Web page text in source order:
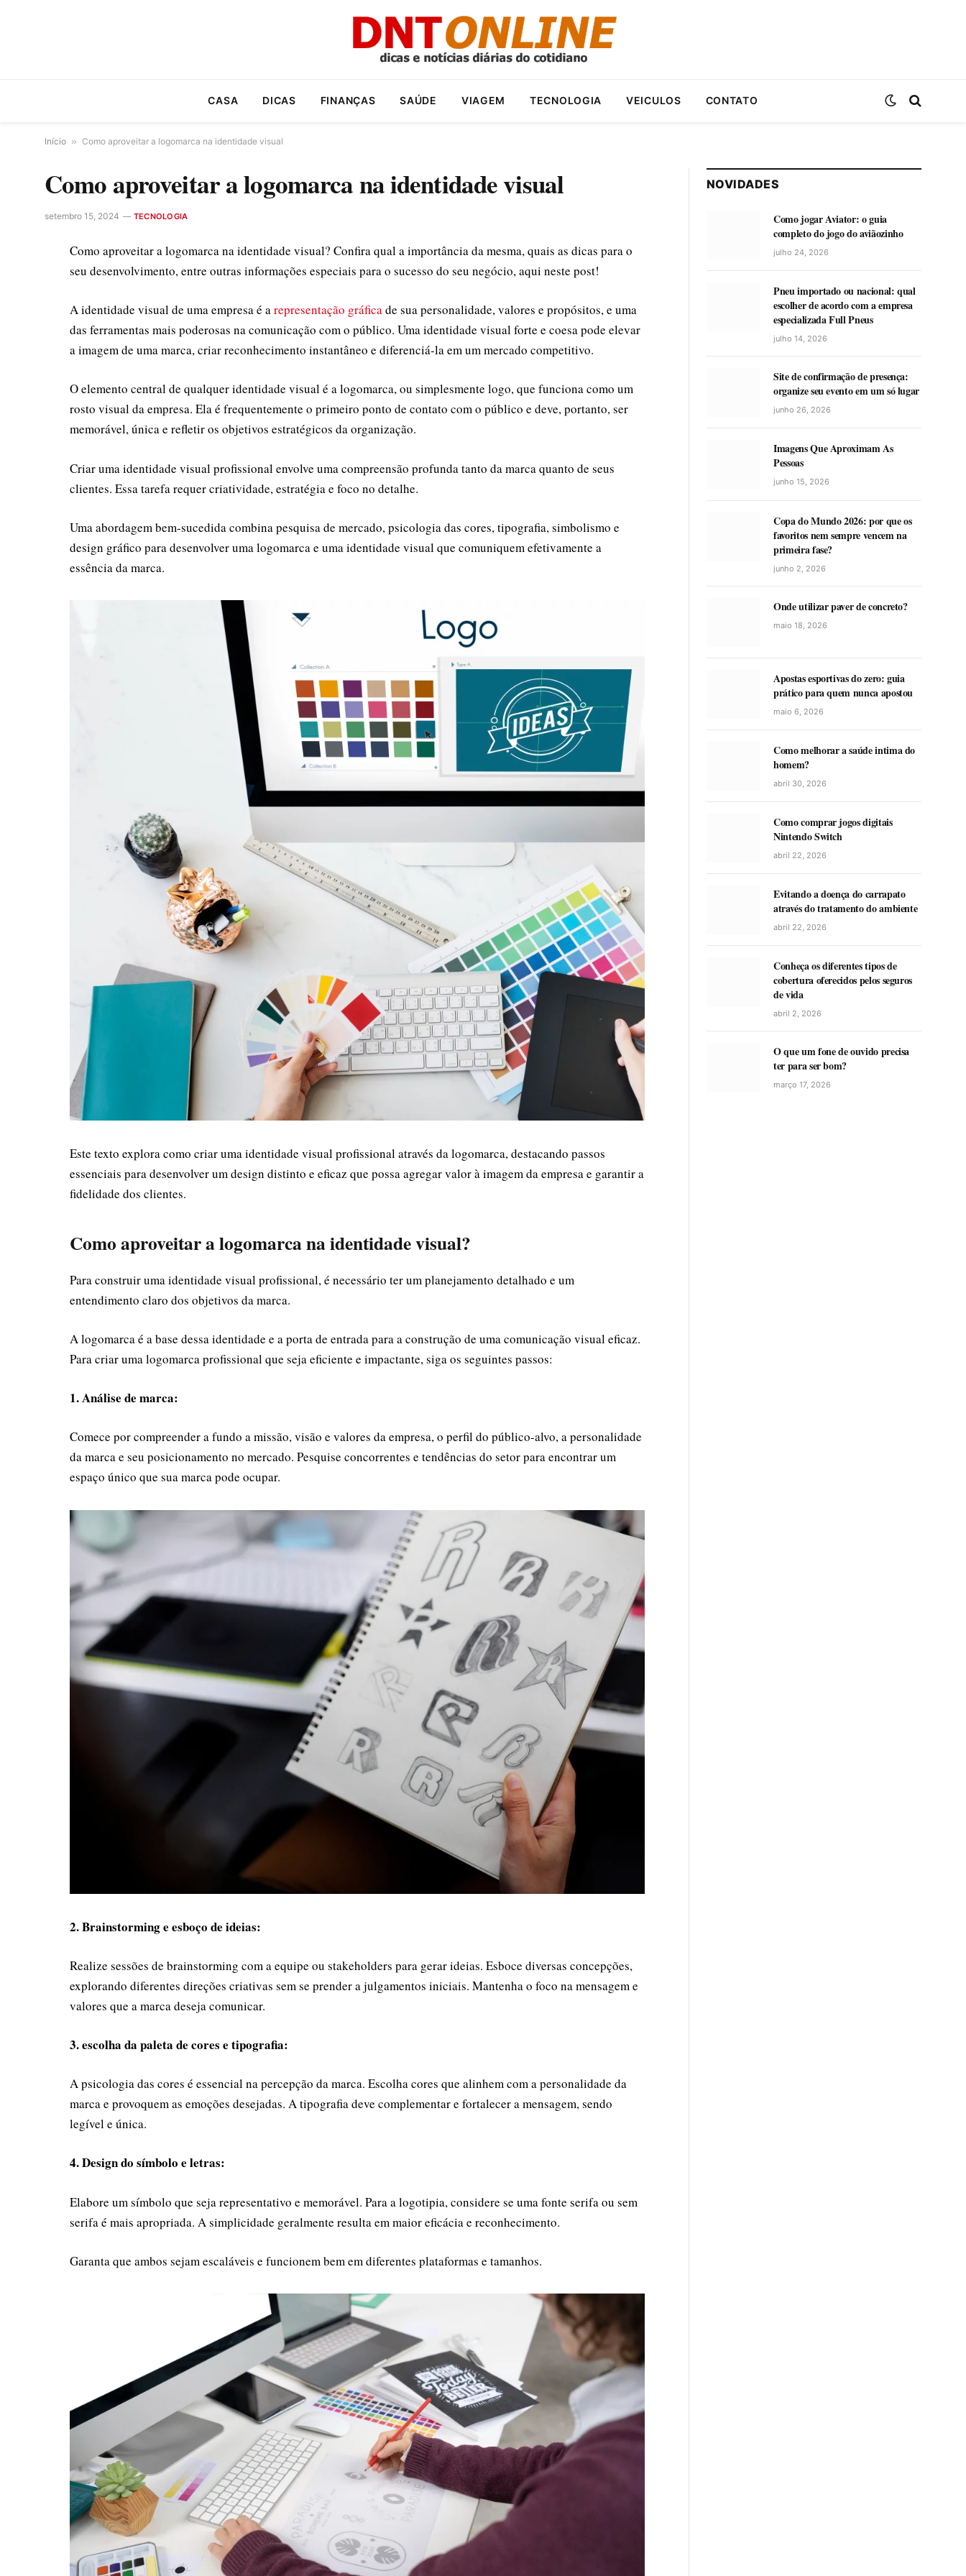
CASA DICAS FINANÇAS SAÚDE VIAGEM TECNOLOGIA VEICULOS CONTATO
Início » Como aproveitar a logomarca na identidade visual
Como aproveitar a logomarca na identidade visual
setembro 15, 2024 TECNOLOGIA
Como aproveitar a logomarca na identidade visual? Confira qual a importância da mesma, quais as dicas para o
seu desenvolvimento, entre outras informações especiais para o sucesso do seu negócio, aqui neste post!
A identidade visual de uma empresa é arepresentação gráficade sua personalidade, valores e propósitos, e uma
das ferramentas mais poderosas na comunicação com o público. Uma identidade visual forte e coesa pode elevar
a imagem de uma marca, criar reconhecimento instantâneo e diferenciá-la em um mercado competitivo.
O elemento central de qualquer identidade visual é a logomarca, ou simplesmente logo, que funciona como um
rosto visual da empresa. Ela é frequentemente o primeiro ponto de contato com o público e deve, portanto, ser
memorável, única e refletir os objetivos estratégicos da organização.
Criar uma identidade visual profissional envolve uma compreensão profunda tanto da marca quanto de seus
clientes. Essa tarefa requer criatividade, estratégia e foco no detalhe.
Uma abordagem bem-sucedida combina pesquisa de mercado, psicologia das cores, tipografia, simbolismo e
design gráfico para desenvolver uma logomarca e uma identidade visual que comuniquem efetivamente a
essência da marca.
Este texto explora como criar uma identidade visual profissional através da logomarca, destacando passos
essenciais para desenvolver um design distinto e eficaz que possa agregar valor à imagem da empresa e garantir a
fidelidade dos clientes.
Como aproveitar a logomarca na identidade visual?
Para construir uma identidade visual profissional, é necessário ter um planejamento detalhado e um
entendimento claro dos objetivos da marca.
A logomarca é a base dessa identidade e a porta de entrada para a construção de uma comunicação visual eficaz.
Para criar uma logomarca profissional que seja eficiente e impactante, siga os seguintes passos:
1. Análise de marca:
Comece por compreender a fundo a missão, visão e valores da empresa, o perfil do público-alvo, a personalidade
da marca e seu posicionamento no mercado. Pesquise concorrentes e tendências do setor para encontrar um
espaço único que sua marca pode ocupar.
2. Brainstorming e esboço de ideias:
Realize sessões de brainstorming com a equipe ou stakeholders para gerar ideias. Esboce diversas concepções,
explorando diferentes direções criativas sem se prender a julgamentos iniciais. Mantenha o foco na mensagem e
valores que a marca deseja comunicar.
3. escolha da paleta de cores e tipografia:
A psicologia das cores é essencial na percepção da marca. Escolha cores que alinhem com a personalidade da
marca e provoquem as emoções desejadas. A tipografia deve complementar e fortalecer a mensagem, sendo
legível e única.
4. Design do símbolo e letras:
Elabore um símbolo que seja representativo e memorável. Para a logotipia, considere se uma fonte serifa ou sem
serifa é mais apropriada. A simplicidade geralmente resulta em maior eficácia e reconhecimento.
Garanta que ambos sejam escaláveis e funcionem bem em diferentes plataformas e tamanhos.
NOVIDADES
Como jogar Aviator: o guia
completo do jogo do aviãozinho
julho 24, 2026
Pneu importado ou nacional: qual
escolher de acordo com a empresa
especializada Full Pneus
julho 14, 2026
Site de confirmação de presença:
organize seu evento em um só lugar
junho 26, 2026
Imagens Que Aproximam As
Pessoas
junho 15, 2026
Copa do Mundo 2026: por que os
favoritos nem sempre vencem na
primeira fase?
junho 2, 2026
Onde utilizar paver de concreto?
maio 18, 2026
Apostas esportivas do zero: guia
prático para quem nunca apostou
maio 6, 2026
Como melhorar a saúde intima do
homem?
abril 30, 2026
Como comprar jogos digitais
Nintendo Switch
abril 22, 2026
Evitando a doença do carrapato
através do tratamento do ambiente
abril 22, 2026
Conheça os diferentes tipos de
cobertura oferecidos pelos seguros
de vida
abril 2, 2026
O que um fone de ouvido precisa
ter para ser bom?
março 17, 2026